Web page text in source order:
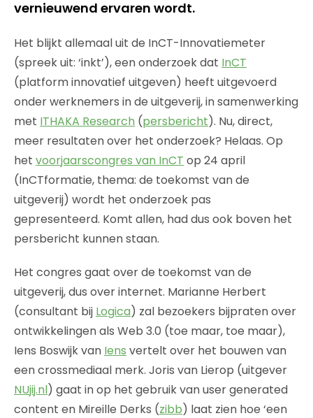
vernieuwend ervaren wordt.
Het blijkt allemaal uit de InCT-Innovatiemeter
(spreek uit: ‘inkt’), een onderzoek dat InCT
(platform innovatief uitgeven) heeft uitgevoerd
onder werknemers in de uitgeverij, in samenwerking
met ITHAKA Research (persbericht). Nu, direct,
meer resultaten over het onderzoek? Helaas. Op
het voorjaarscongres van InCT op 24 april
(InCTformatie, thema: de toekomst van de
uitgeverij) wordt het onderzoek pas
gepresenteerd. Komt allen, had dus ook boven het
persbericht kunnen staan.
Het congres gaat over de toekomst van de
uitgeverij, dus over internet. Marianne Herbert
(consultant bij Logica) zal bezoekers bijpraten over
ontwikkelingen als Web 3.0 (toe maar, toe maar),
Iens Boswijk van Iens vertelt over het bouwen van
een crossmediaal merk. Joris van Lierop (uitgever
NUjij.nl) gaat in op het gebruik van user generated
content en Mireille Derks (zibb) laat zien hoe ‘een